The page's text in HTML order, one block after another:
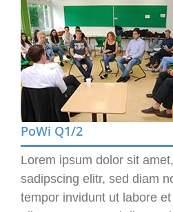
PoWi Q1/2
Lorem ipsum dolor sit
sadipscing elitr, sed diam
tempor invidunt ut labore